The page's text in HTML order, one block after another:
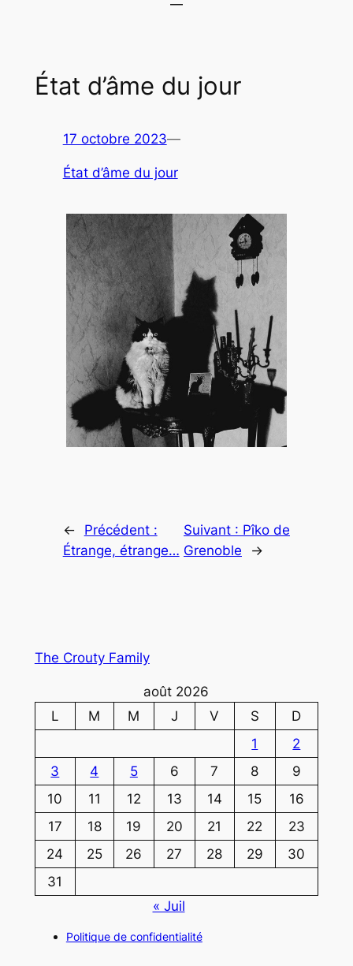
État d’âme du jour
17 octobre 2023—
État d’âme du jour
←
Précédent :
Étrange, étrange…
Suivant : Pîko de
Grenoble
→
The Crouty Family
août 2026
L
M M J V S
D
1
2
3
4 5 6 7 8
9
10
11 12 13 14 15
16
17
18 19 20 21 22
23
24
25 26 27 28 29
30
31
« Juil
Politique de confidentialité